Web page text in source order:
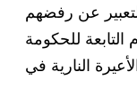
عن رفضهم
للحكومة
النارية في